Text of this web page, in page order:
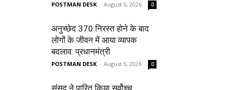
POSTMAN DESK - August 5, 2026 0
अनुच्छेद 370 निरस्त होने के बाद
लोगों के जीवन में आया व्यापक
बदलाव: प्रधानमंत्री
POSTMAN DESK - August 5, 2026 0